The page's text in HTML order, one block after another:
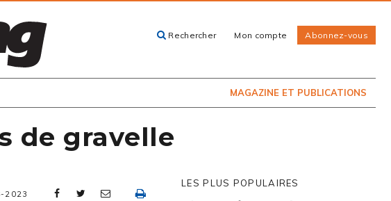
Rechercher Mon compte Abonnez-vous
MAGAZINE ET PUBLICATIONS
EN KIOSQUE
de gravelle
2023
LES PLUS POPULAIRES